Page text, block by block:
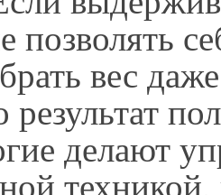
позволять
вес
делают